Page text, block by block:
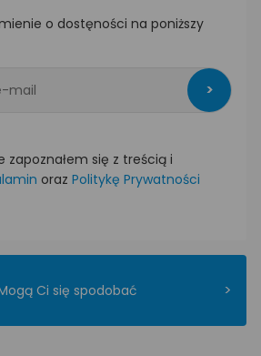
o dostęności na poniższy
>
zapoznałem się z treścią i
oraz Politykę Prywatności
Ci się spodobać >